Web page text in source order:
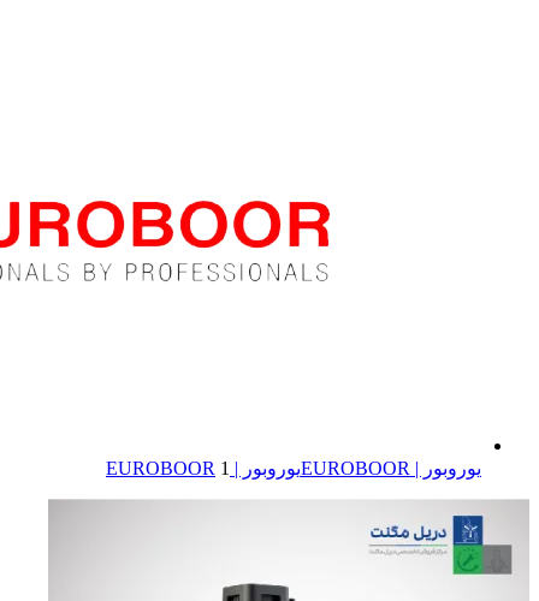
یوروبور | EUROBOOR یوروبور | EUROBOOR 1